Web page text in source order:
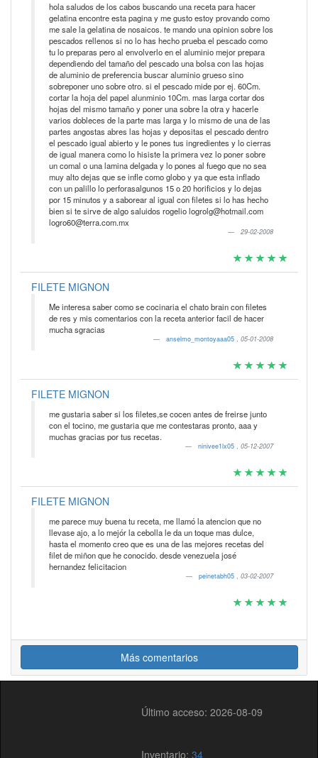
hola saludos de los cabos buscando una receta para hacer
gelatina encontre esta pagina y me gusto estoy provando como
me sale la gelatina de nosaicos. te mando una opinion sobre los
pescados rellenos si no lo has hecho prueba el pescado como
tu lo preparas pero al envolverlo en el aluminio mejor prepara
dependiendo del tamaño del pescado una bolsa con las hojas
de aluminio de preferencia buscar aluminio grueso sino
sobreponer uno sobre otro. si el pescado mide por ej. 60Cm.
cortar la hoja del papel alunminio 10Cm. mas larga cortar dos
hojas del mismo tamaño y poner una sobre la otra y hacerle
varios dobleces de la parte mas larga y lo mismo de una de las
partes angostas abres las hojas y depositas el pescado dentro
el pescado igual abierto y le pones tus ingredientes y lo cierras
de igual manera como lo hisiste la primera vez lo poner sobre
un comal o una lamina delgada y lo pones al fuego que no sea
muy alto dejas que se infle como globo y ya que esta inflado
con un palillo lo perforasalgunos 15 o 20 horificios y lo dejas
por 15 minutos y a saborear al igual con filetes si lo has hecho
bien si te sirve de algo saluidos rogelio logrolg@hotmail.com
logro60@terra.com.mx
29-02-2008
FILETE MIGNON
Me interesa saber como se cocinaria el chato brain con filetes
de res y mis comentarios con la receta anterior facil de hacer
mucha sgracias
anselmo_montoyaaa05 , 05-01-2008
FILETE MIGNON
me gustaria saber si los filetes,se cocen antes de freirse junto
con el tocino, me gustaria que me contestaras pronto, aaa y
muchas gracias por tus recetas.
ninivee1lx05 , 05-12-2007
FILETE MIGNON
me parece muy buena tu receta, me llamó la atencion que no
llevase ajo, a lo mejór la cebolla le da un toque mas dulce,
hasta el momento creo que es una de las mejores recetas del
filet de miñon que he conocido. desde venezuela josé
hernandez felicitacion
peinetabh05 , 03-02-2007
Más comentarios
Último acceso: 2026-08-09
Inventario:34